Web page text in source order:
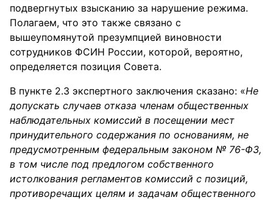
подвергнутых взысканию за нарушение режима.
Полагаем, что это также связано с
вышеупомянутой презумпцией виновности
сотрудников ФСИН России, которой, вероятно,
определяется позиция Совета.
В пункте 2.3 экспертного заключения сказано: «Не
допускать случаев отказа членам общественных
наблюдательных комиссий в посещении мест
принудительного содержания по основаниям, не
предусмотренным федеральным законом № 76-ФЗ,
в том числе под предлогом собственного
истолкования регламентов комиссий с позиций,
противоречащих целям и задачам общественного